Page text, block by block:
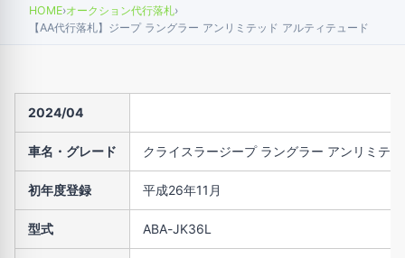
HOME›オークション代行落札›
【AA代行落札】ジープ ラングラー アンリミテッド アルティテュード
2024/04
車名・グレード クライスラージープ ラングラー アンリミテ
初年度登録 平成26年11月
型式 ABA-JK36L